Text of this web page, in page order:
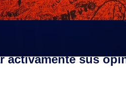
permite a
activamente sus